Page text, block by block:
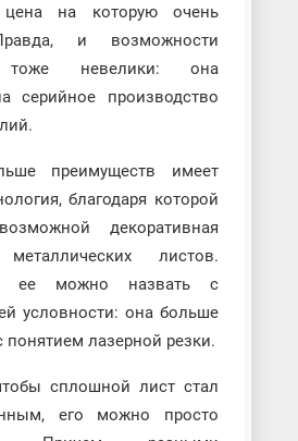
цена на которую очень
и возможности
тоже невелики: она
серийное производство
преимуществ имеет
благодаря которой
декоративная
листов.
ее можно назвать с
условности: она больше
понятием лазерной резки.
сплошной лист стал
его можно просто